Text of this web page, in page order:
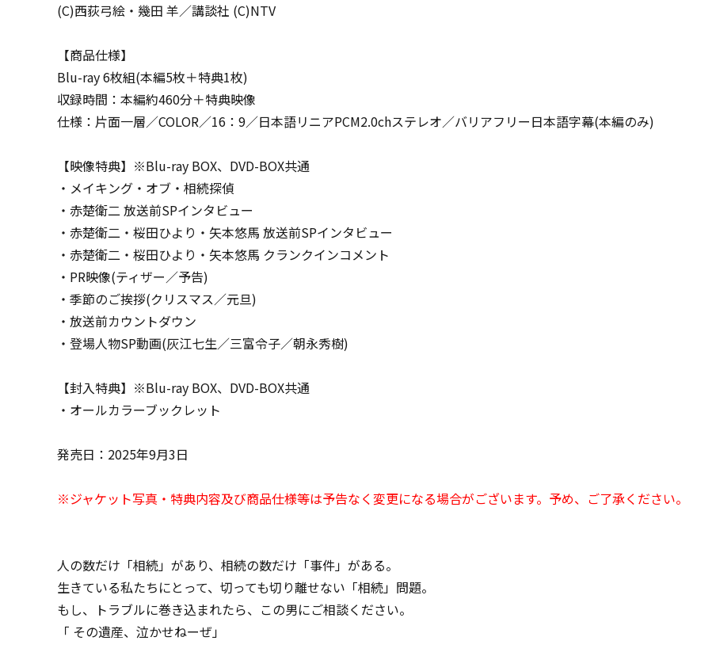
(C)西荻弓絵・幾田 羊／講談社 (C)NTV
【商品仕様】
Blu-ray 6枚組(本編5枚＋特典1枚)
収録時間：本編約460分＋特典映像
仕様：片面一層／COLOR／16：9／日本語リニアPCM2.0chステレオ／バリアフリー日本語字幕(本編のみ)
【映像特典】※Blu-ray BOX、DVD-BOX共通
・メイキング・オブ・相続探偵
・赤楚衛二 放送前SPインタビュー
・赤楚衛二・桜田ひより・矢本悠馬 放送前SPインタビュー
・赤楚衛二・桜田ひより・矢本悠馬 クランクインコメント
・PR映像(ティザー／予告)
・季節のご挨拶(クリスマス／元旦)
・放送前カウントダウン
・登場人物SP動画(灰江七生／三富令子／朝永秀樹)
【封入特典】※Blu-ray BOX、DVD-BOX共通
・オールカラーブックレット
発売日：2025年9月3日
※ジャケット写真・特典内容及び商品仕様等は予告なく変更になる場合がございます。予め、ご了承ください。
人の数だけ「相続」があり、相続の数だけ「事件」がある――。
生きている私たちにとって、切っても切り離せない「相続」問題。
もし、トラブルに巻き込まれたら、この男にご相談ください。
「 ――その遺産、泣かせねーぜ」